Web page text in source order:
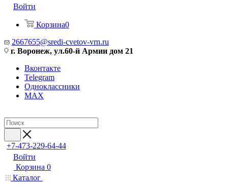
Войти
Корзина0
2667655@sredi-cvetov-vrn.ru
г. Воронеж, ул.60-й Армии дом 21
Вконтакте
Telegram
Одноклассники
MAX
+7-473-229-64-44
Войти
Корзина 0
Каталог